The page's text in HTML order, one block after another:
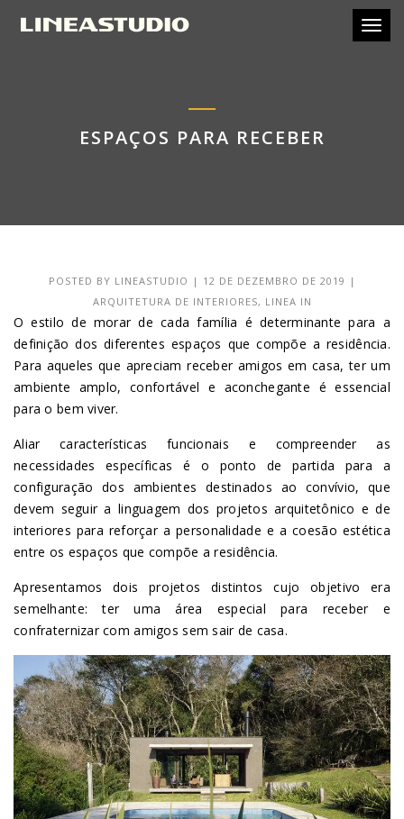
ESPAÇOS PARA RECEBER
POSTED BY LINEASTUDIO | 12 DE DEZEMBRO DE 2019 |
ARQUITETURA DE INTERIORES, LINEA IN
O estilo de morar de cada família é determinante para a
definição dos diferentes espaços que compõe a residência.
Para aqueles que apreciam receber amigos em casa, ter um
ambiente amplo, confortável e aconchegante é essencial
para o bem viver.
Aliar características funcionais e compreender as
necessidades específicas é o ponto de partida para a
configuração dos ambientes destinados ao convívio, que
devem seguir a linguagem dos projetos arquitetônico e de
interiores para reforçar a personalidade e a coesão estética
entre os espaços que compõe a residência.
Apresentamos dois projetos distintos cujo objetivo era
semelhante: ter uma área especial para receber e
confraternizar com amigos sem sair de casa.